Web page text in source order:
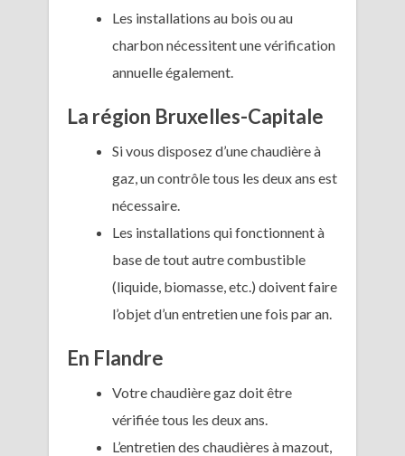
Les installations au bois ou au
charbon nécessitent une vérification
annuelle également.
La région Bruxelles-Capitale
Si vous disposez d’une chaudière à
gaz, un contrôle tous les deux ans est
nécessaire.
Les installations qui fonctionnent à
base de tout autre combustible
(liquide, biomasse, etc.) doivent faire
l’objet d’un entretien une fois par an.
En Flandre
Votre chaudière gaz doit être
vérifiée tous les deux ans.
L’entretien des chaudières à mazout,